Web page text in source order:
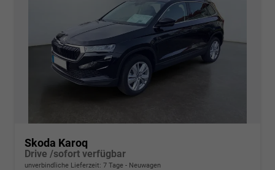
Skoda Karoq
Drive /sofort verfügbar
unverbindliche Lieferzeit: 7 Tage Neuwagen